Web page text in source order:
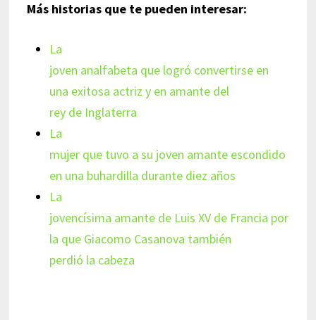
Más historias que te pueden interesar:
La
joven analfabeta que logró convertirse en
una exitosa actriz y en amante del
rey de Inglaterra
La
mujer que tuvo a su joven amante escondido
en una buhardilla durante diez años
La
jovencísima amante de Luis XV de Francia por
la que Giacomo Casanova también
perdió la cabeza